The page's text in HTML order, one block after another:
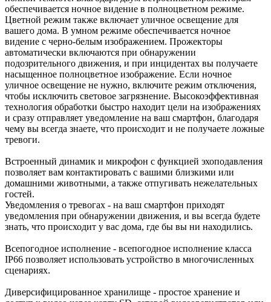
обеспечивается ночное видение в полноцветном режиме.
Цветной режим также включает уличное освещение для
вашего дома. В умном режиме обеспечивается ночное
видение с черно-белым изображением. Прожекторы
автоматически включаются при обнаружении
подозрительного движения, и при инцидентах вы получаете
насыщенное полноцветное изображение. Если ночное
уличное освещение не нужно, включите режим отключения,
чтобы исключить световое загрязнение. Высокоэффективная
технология обработки быстро находит цели на изображениях
и сразу отправляет уведомление на ваш смартфон, благодаря
чему вы всегда знаете, что происходит и не получаете ложные
тревоги.
Встроенный динамик и микрофон с функцией эхоподавления
позволяет вам контактировать с вашими близкими или
домашними животными, а также отпугивать нежелательных
гостей.
Уведомления о тревогах - на ваш смартфон приходят
уведомления при обнаружении движения, и вы всегда будете
знать, что происходит у вас дома, где бы вы ни находились.
Всепогодное исполнение - всепогодное исполнение класса
IP66 позволяет использовать устройство в многочисленных
сценариях.
Диверсифицированное хранилище - простое хранение и